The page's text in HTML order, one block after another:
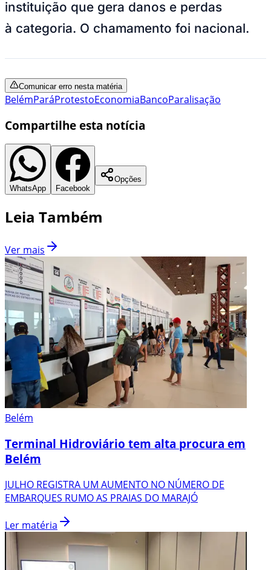
instituição que gera danos e perdas
à categoria. O chamamento foi nacional.
Comunicar erro nesta matéria
BelémParáProtestoEconomiaBancoParalisação
Compartilhe esta notícia
WhatsApp Facebook
Opções
Leia Também
Ver mais
Belém
Terminal Hidroviário tem alta procura em
Belém
JULHO REGISTRA UM AUMENTO NO NÚMERO DE
EMBARQUES RUMO AS PRAIAS DO MARAJÓ
Ler matéria